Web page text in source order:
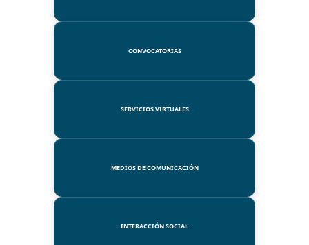
CONVOCATORIAS
SERVICIOS VIRTUALES
MEDIOS DE COMUNICACIÓN
INTERACCIÓN SOCIAL